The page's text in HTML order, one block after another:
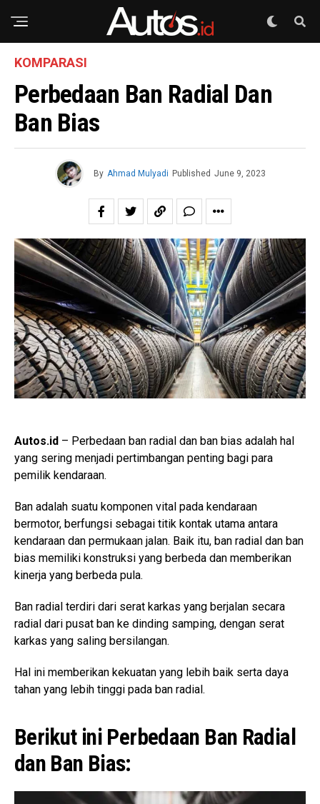
KOMPARASI
Perbedaan Ban Radial Dan
Ban Bias
By Ahmad Mulyadi Published June 9, 2023
Autos.id – Perbedaan ban radial dan ban bias adalah hal
yang sering menjadi pertimbangan penting bagi para
pemilik kendaraan.
Ban adalah suatu komponen vital pada kendaraan
bermotor, berfungsi sebagai titik kontak utama antara
kendaraan dan permukaan jalan. Baik itu, ban radial dan ban
bias memiliki konstruksi yang berbeda dan memberikan
kinerja yang berbeda pula.
Ban radial terdiri dari serat karkas yang berjalan secara
radial dari pusat ban ke dinding samping, dengan serat
karkas yang saling bersilangan.
Hal ini memberikan kekuatan yang lebih baik serta daya
tahan yang lebih tinggi pada ban radial.
Berikut ini Perbedaan Ban Radial
dan Ban Bias: